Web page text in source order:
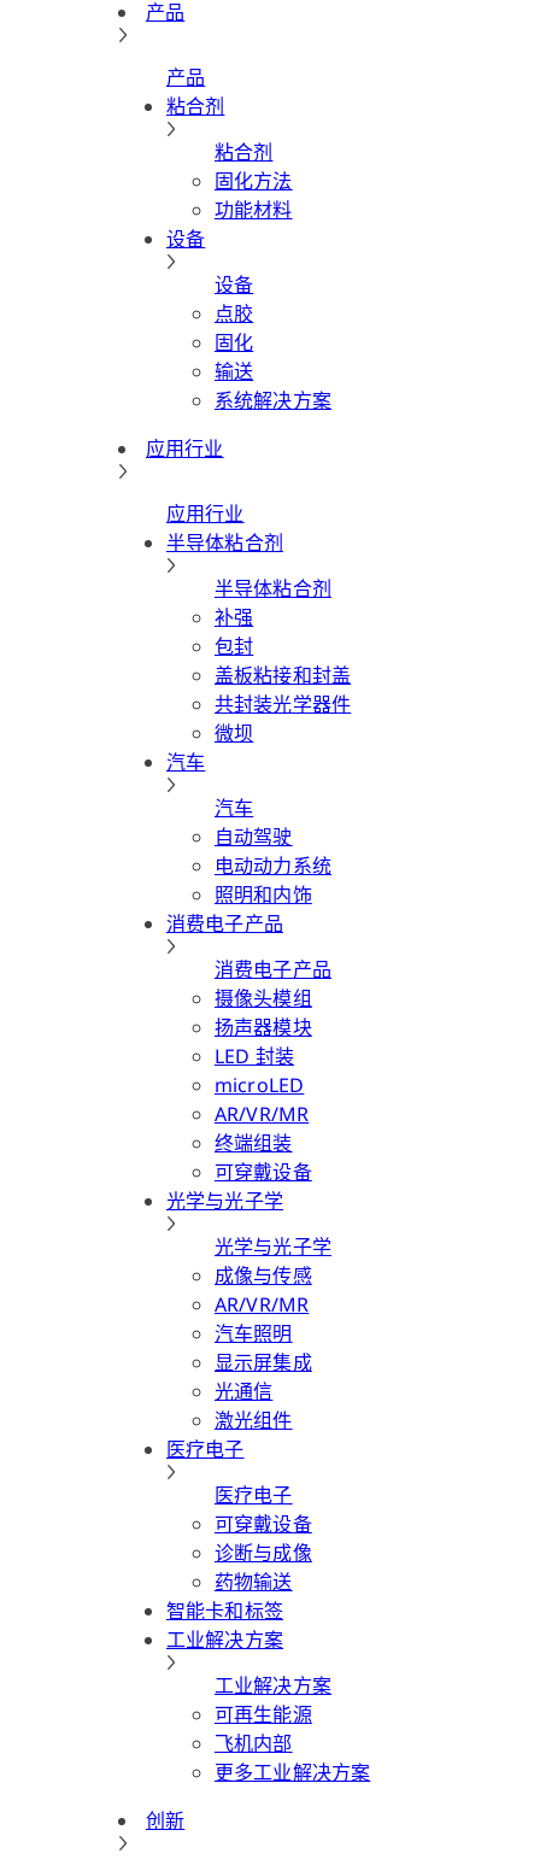
产品
产品
粘合剂
粘合剂
固化方法
功能材料
设备
设备
点胶
固化
输送
系统解决方案
应用行业
应用行业
半导体粘合剂
半导体粘合剂
补强
包封
盖板粘接和封盖
共封装光学器件
微坝
汽车
汽车
自动驾驶
电动动力系统
照明和内饰
消费电子产品
消费电子产品
摄像头模组
扬声器模块
LED 封装
microLED
AR/VR/MR
终端组装
可穿戴设备
光学与光子学
光学与光子学
成像与传感
AR/VR/MR
汽车照明
显示屏集成
光通信
激光组件
医疗电子
医疗电子
可穿戴设备
诊断与成像
药物输送
智能卡和标签
工业解决方案
工业解决方案
可再生能源
飞机内部
更多工业解决方案
创新